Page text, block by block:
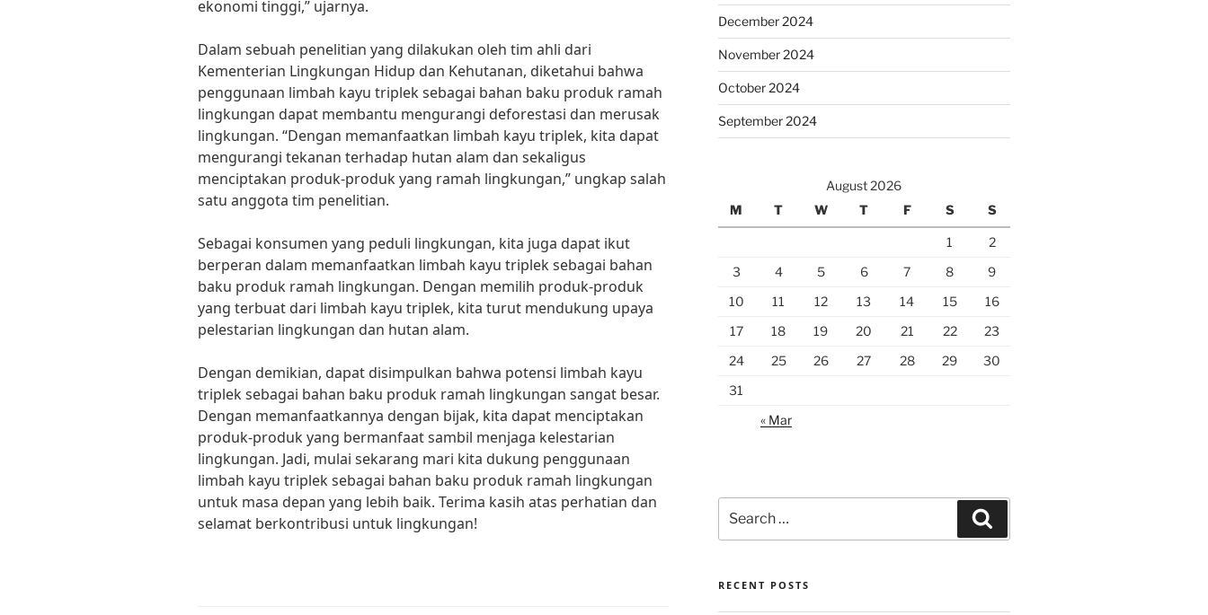
ekonomi tinggi,” ujarnya.
Dalam sebuah penelitian yang dilakukan oleh tim ahli dari
Kementerian Lingkungan Hidup dan Kehutanan, diketahui bahwa
penggunaan limbah kayu triplek sebagai bahan baku produk ramah
lingkungan dapat membantu mengurangi deforestasi dan merusak
lingkungan. “Dengan memanfaatkan limbah kayu triplek, kita dapat
mengurangi tekanan terhadap hutan alam dan sekaligus
menciptakan produk-produk yang ramah lingkungan,” ungkap salah
satu anggota tim penelitian.
Sebagai konsumen yang peduli lingkungan, kita juga dapat ikut
berperan dalam memanfaatkan limbah kayu triplek sebagai bahan
baku produk ramah lingkungan. Dengan memilih produk-produk
yang terbuat dari limbah kayu triplek, kita turut mendukung upaya
pelestarian lingkungan dan hutan alam.
Dengan demikian, dapat disimpulkan bahwa potensi limbah kayu
triplek sebagai bahan baku produk ramah lingkungan sangat besar.
Dengan memanfaatkannya dengan bijak, kita dapat menciptakan
produk-produk yang bermanfaat sambil menjaga kelestarian
lingkungan. Jadi, mulai sekarang mari kita dukung penggunaan
limbah kayu triplek sebagai bahan baku produk ramah lingkungan
untuk masa depan yang lebih baik. Terima kasih atas perhatian dan
selamat berkontribusi untuk lingkungan!
December 2024
November 2024
October 2024
September 2024
August 2026
M
T W T F S S
1
2
3
4 5 6 7 8
9
10
11 12 13 14 15
16
17
18 19 20 21 22
23
24
25 26 27 28 29
30
31
« Mar
for:
RECENT POSTS